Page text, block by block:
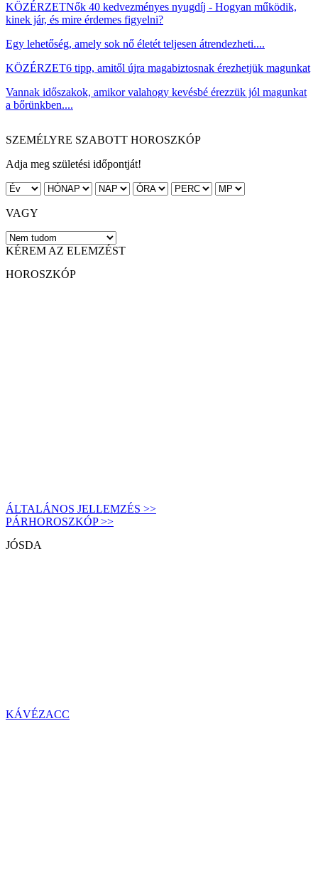
KÖZÉRZETNők 40 kedvezményes nyugdíj - Hogyan működik,
kinek jár, és mire érdemes figyelni?
Egy lehetőség, amely sok nő életét teljesen átrendezheti....
KÖZÉRZET6 tipp, amitől újra magabiztosnak érezhetjük magunkat
Vannak időszakok, amikor valahogy kevésbé érezzük jól magunkat
a bőrünkben....
SZEMÉLYRE SZABOTT HOROSZKÓP
Adja meg születési időpontját!
VAGY
KÉREM AZ ELEMZÉST
HOROSZKÓP
ÁLTALÁNOS JELLEMZÉS >>
PÁRHOROSZKÓP >>
JÓSDA
KÁVÉZACC